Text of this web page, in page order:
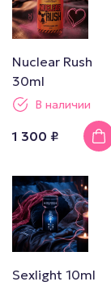
Nuclear Rush
30ml
В наличии
1 300 ₽
Sexlight 10ml